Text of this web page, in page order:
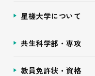
星槎大学について
共生科学部・専攻
教員免許状・資格